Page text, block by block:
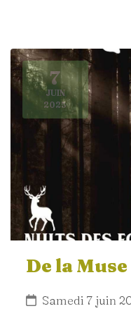
7
JUIN
2025
De la
Samedi 7 juin